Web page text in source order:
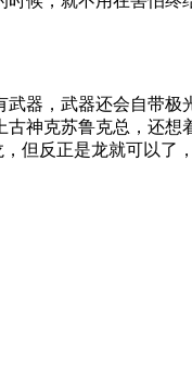
器，武器还会自带
神克苏鲁克总，还
，但反正是龙就可